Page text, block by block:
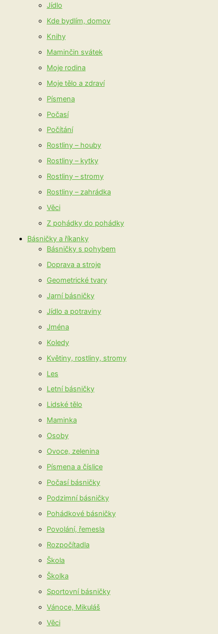
Jídlo
Kde bydlím, domov
Knihy
Maminčin svátek
Moje rodina
Moje tělo a zdraví
Písmena
Počasí
Počítání
Rostliny – houby
Rostliny – kytky
Rostliny – stromy
Rostliny – zahrádka
Věci
Z pohádky do pohádky
Básničky a říkanky
Básničky s pohybem
Doprava a stroje
Geometrické tvary
Jarní básničky
Jídlo a potraviny
Jména
Koledy
Květiny, rostliny, stromy
Les
Letní básničky
Lidské tělo
Maminka
Osoby
Ovoce, zelenina
Písmena a číslice
Počasí básničky
Podzimní básničky
Pohádkové básničky
Povolání, řemesla
Rozpočítadla
Škola
Školka
Sportovní básničky
Vánoce, Mikuláš
Věci